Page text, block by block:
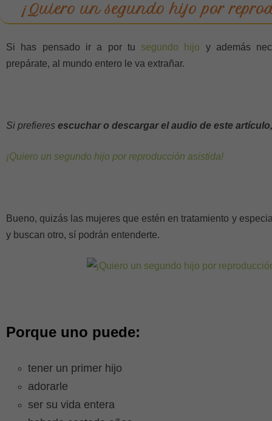
¡Quiero un segundo hijo por
Si has pensado ir a por tu segundo hijo y además
prepárate, al mundo entero le va extrañar.
Si prefieres escuchar o descargar el audio de este artículo,
¡Quiero un segundo hijo por reproducción asistida!
Bueno, quizás las mujeres que estén en tratamiento y
y buscan otro, sí podrán entenderte.
Porque uno puede:
tener un primer hijo
adorarle
ser su vida entera